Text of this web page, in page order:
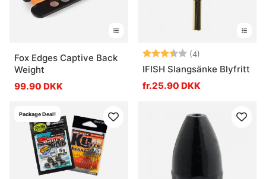
Fox Edges Captive Back
Weight
99.90 DKK
Vurdering: (4)
IFISH Slangsänke Blyfritt
fr.25.90 DKK
Package Deal!